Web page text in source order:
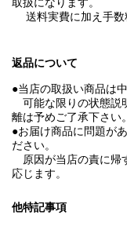
送料実費に加え手数
返品について
●当店の取扱い商品は
可能な限りの状態説
離は予めご了承下さ
●お届け商品に問題が
ださい。
原因が当店の責に帰
応じます。
他特記事項